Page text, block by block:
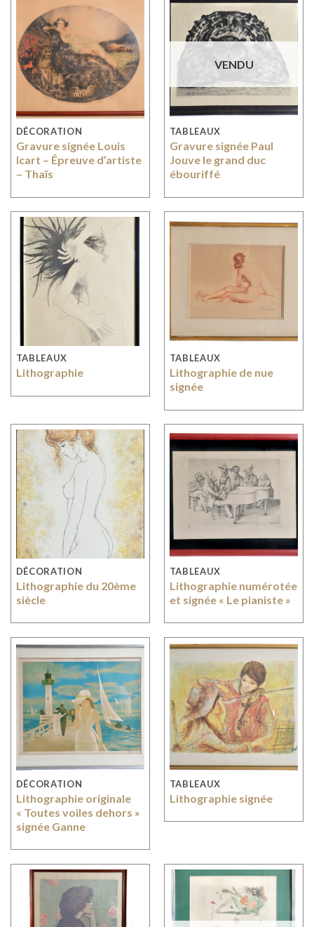
DÉCORATION
Gravure signée Louis
Icart – Épreuve d’artiste
– Thaïs
VENDU
TABLEAUX
Gravure signée Paul
Jouve le grand duc
ébouriffé
TABLEAUX
Lithographie
TABLEAUX
Lithographie de nue
signée
DÉCORATION
Lithographie du 20ème
siècle
TABLEAUX
Lithographie numérotée
et signée « Le pianiste »
DÉCORATION
Lithographie originale
« Toutes voiles dehors »
signée Ganne
TABLEAUX
Lithographie signée